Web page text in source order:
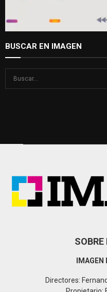
BUSCAR EN IMAGEN
IMAGEN
Directores: